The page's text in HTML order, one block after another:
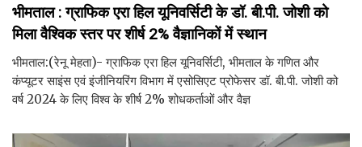
भीमताल : ग्राफिक एरा हिल यूनिवर्सिटी के डॉ. बी.पी. जोशी को
मिला वैश्विक स्तर पर शीर्ष 2% वैज्ञानिकों में स्थान
भीमताल:(रेनू मेहता)- ग्राफिक एरा हिल यूनिवर्सिटी, भीमताल के गणित और
कंप्यूटर साइंस एवं इंजीनियरिंग विभाग में एसोसिएट प्रोफेसर डॉ. बी.पी. जोशी को
वर्ष 2024 के लिए विश्व के शीर्ष 2% शोधकर्ताओं और वैज्ञ